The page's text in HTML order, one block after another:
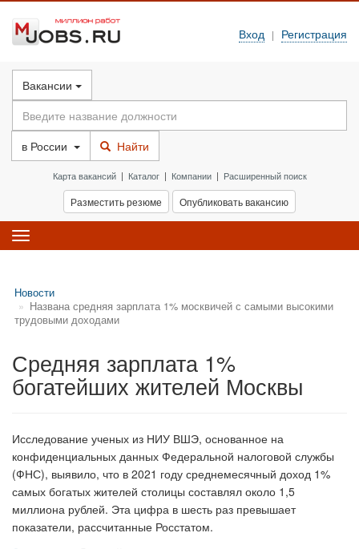
Вход | Регистрация
Вакансии
в России Найти
Карта вакансий| Каталог| Компании| Расширенный поиск
Разместить резюме Опубликовать вакансию
Toggle
navigation
Новости
Названа средняя зарплата 1% москвичей с самыми высокими
трудовыми доходами
Средняя зарплата 1%
богатейших жителей Москвы
Исследование ученых из НИУ ВШЭ, основанное на
конфиденциальных данных Федеральной налоговой службы
(ФНС), выявило, что в 2021 году среднемесячный доход 1%
самых богатых жителей столицы составлял около 1,5
миллиона рублей. Эта цифра в шесть раз превышает
показатели, рассчитанные Росстатом.